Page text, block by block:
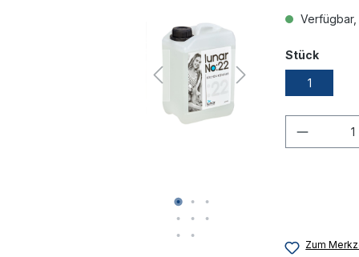
Stück
1
Zum